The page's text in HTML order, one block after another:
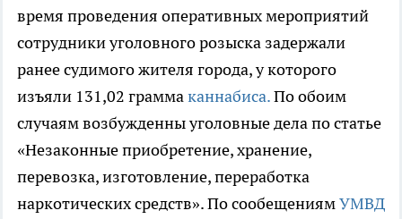
время проведения оперативных мероприятий
сотрудники уголовного розыска задержали
ранее судимого жителя города, у которого
изъяли 131,02 граммаканнабиса.По обоим
случаям возбужденны уголовные дела по статье
«Незаконные приобретение, хранение,
перевозка, изготовление, переработка
наркотических средств». По сообещениямУМВД